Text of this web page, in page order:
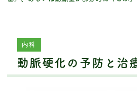
内科
動脈硬化の予防と治